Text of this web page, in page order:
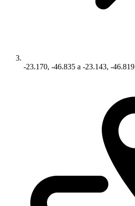
-23.170, -46.835 a -23.143, -46.819